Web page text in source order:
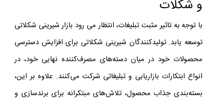
و شکلات
با توجه به تاثیر مثبت تبلیغات، انتظار می رود بازار شیرینی شکلاتی
توسعه یابد. تولیدکنندگان شیرینی شکلاتی برای افزایش دسترسی
محصولات خود در میان دسته‌های مصرف‌کننده نهایی خود، در
انواع ابتکارات بازاریابی و تبلیغاتی شرکت می‌کنند. علاوه بر این،
بسته‌بندی جذاب محصول، تلاش‌های مبتکرانه برای برندسازی و